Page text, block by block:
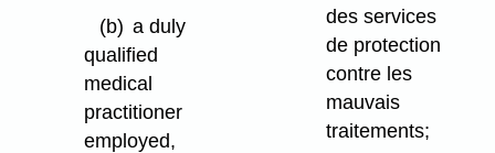
(b) a duly
qualified
medical
practitioner
employed,
des services
de protection
contre les
mauvais
traitements;